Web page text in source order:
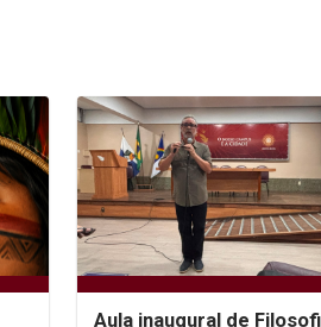
Aula inaugural de